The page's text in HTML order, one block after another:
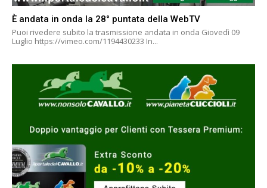
È andata in onda la 28° puntata della WebTV
Puoi rivedere subito la trasmissione andata in onda Giovedì 09
Luglio https://vimeo.com/1194430233 In...